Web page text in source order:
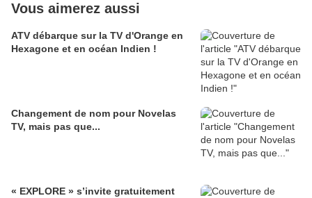
Vous aimerez aussi
ATV débarque sur la TV d'Orange en
Hexagone et en océan Indien !
Changement de nom pour Novelas
TV, mais pas que...
« EXPLORE » s’invite gratuitement